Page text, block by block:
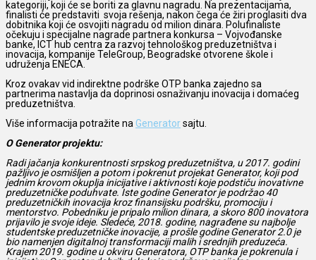
kategoriji, koji će se boriti za glavnu nagradu. Na prezentacijama,
finalisti će predstaviti svoja rešenja, nakon čega će žiri proglasiti dva
dobitnika koji će osvojiti nagradu od milion dinara. Polufinaliste
očekuju i specijalne nagrade partnera konkursa – Vojvođanske
banke, ICT hub centra za razvoj tehnološkog preduzetništva i
inovacija, kompanije TeleGroup, Beogradske otvorene škole i
udruženja ENECA.
Kroz ovakav vid indirektne podrške OTP banka zajedno sa
partnerima nastavlja da doprinosi osnaživanju inovacija i domaćeg
preduzetništva.
Više informacija potražite na Generatorsajtu.
O Generator projektu:
Radi jačanja konkurentnosti srpskog preduzetništva, u 2017. godini
pažljivo je osmišljen a potom i pokrenut projekat Generator, koji pod
jednim krovom okuplja inicijative i aktivnosti koje podstiču inovativne
preduzetničke poduhvate. Iste godine Generator je podržao 40
preduzetničkih inovacija kroz finansijsku podršku, promociju i
mentorstvo. Pobedniku je pripalo milion dinara, a skoro 800 inovatora
prijavilo je svoje ideje. Sledeće, 2018. godine, nagrađene su najbolje
studentske preduzetničke inovacije, a prošle godine Generator 2.0 je
bio namenjen digitalnoj transformaciji malih i srednjih preduzeća.
Krajem 2019. godine u okviru Generatora, OTP banka je pokrenula i